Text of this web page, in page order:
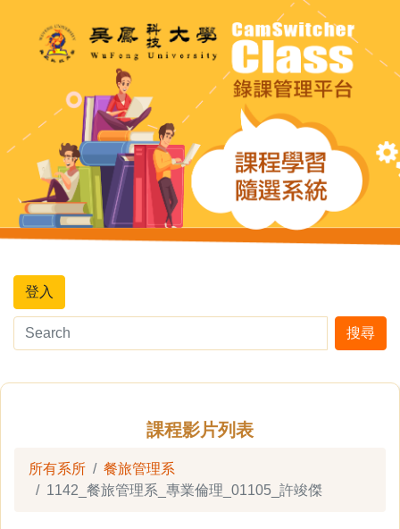
登入
搜尋
課程影片列表
所有系所
餐旅管理系
1142_餐旅管理系_專業倫理_01105_許竣傑